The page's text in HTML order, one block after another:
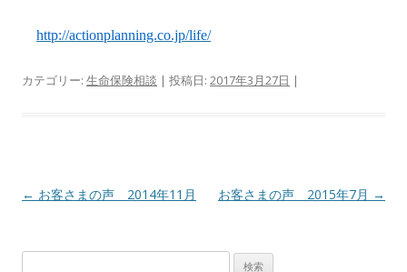
http://actionplanning.co.jp/life/
カテゴリー: 生命保険相談 | 投稿日: 2017年3月27日 |
投稿ナビゲーション
← お客さまの声 2014年11月 お客さまの声 2015年7月 →